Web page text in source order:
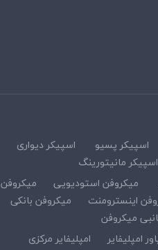
اسپیکر پسیو
اسپیکر دیواری
اسپیکر مانیتورینگ
میکروفن استودیویی
میکروفن
اینسترومنت
میکروفن بانکی
میکروفن
امپلیفایر
امپلیفایر مرکزی